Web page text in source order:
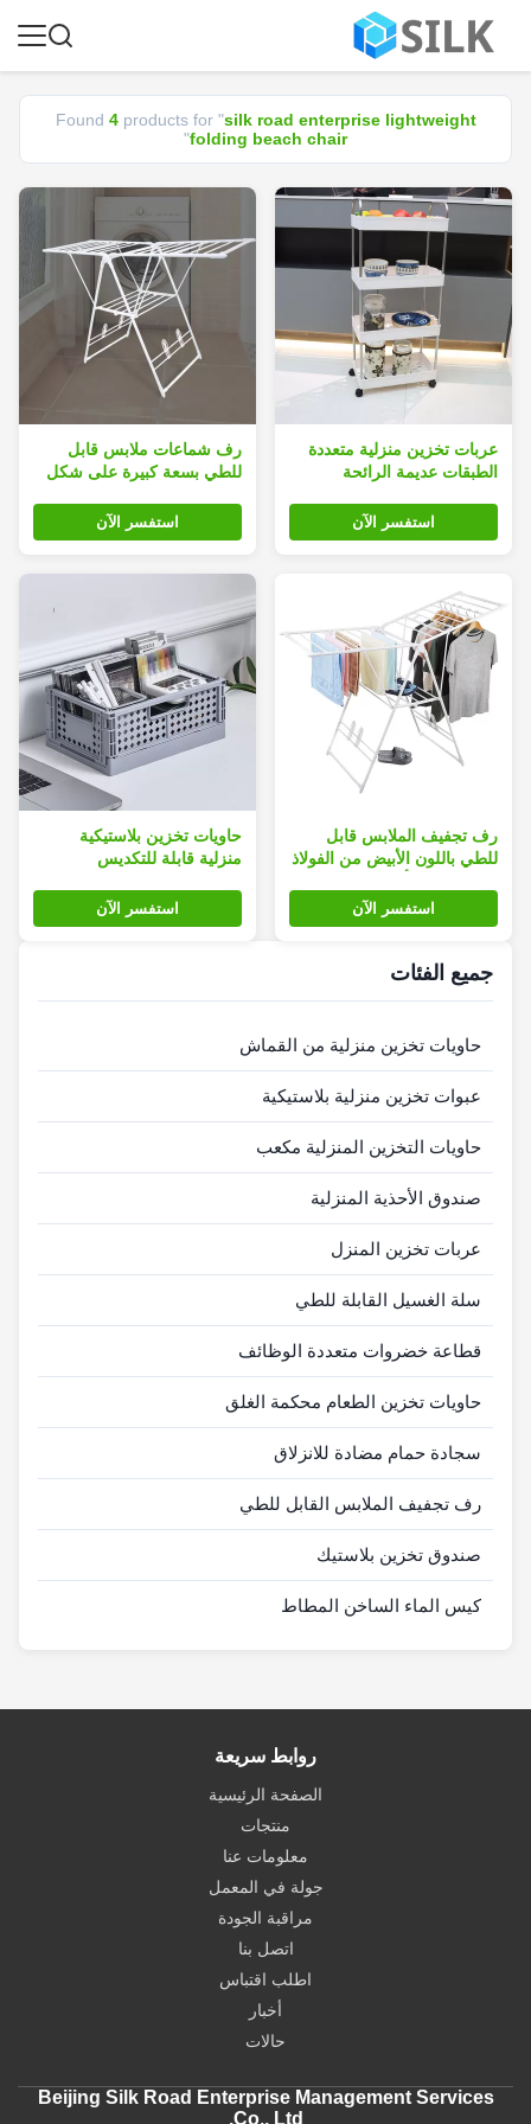
Found 4products for "silk road enterprise lightweight
folding beach chair
"
عربات تخزين منزلية متعددة
الطبقات عديمة الرائحة
استفسر الآن
رف شماعات ملابس قابل
للطي بسعة كبيرة على شكل
استفسر الآن
رف تجفيف الملابس قابل
للطي باللون الأبيض من الفولاذ
استفسر الآن
حاويات تخزين بلاستيكية
منزلية قابلة للتكديس
استفسر الآن
جميع الفئات
حاويات تخزين منزلية من القماش
عبوات تخزين منزلية بلاستيكية
حاويات التخزين المنزلية مكعب
صندوق الأحذية المنزلية
عربات تخزين المنزل
سلة الغسيل القابلة للطي
قطاعة خضروات متعددة الوظائف
حاويات تخزين الطعام محكمة الغلق
سجادة حمام مضادة للانزلاق
رف تجفيف الملابس القابل للطي
صندوق تخزين بلاستيك
كيس الماء الساخن المطاط
روابط سريعة
الصفحة الرئيسية
منتجات
معلومات عنا
جولة في المعمل
مراقبة الجودة
اتصل بنا
اطلب اقتباس
أخبار
حالات
Beijing Silk Road Enterprise Management Services
Co., Ltd.